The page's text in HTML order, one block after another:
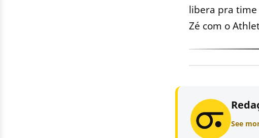
libera pra
Zé com o
See